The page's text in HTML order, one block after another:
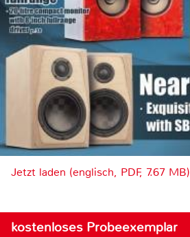
Jetzt laden (englisch, PDF, 7.67 MB)
kostenloses Probeexemplar